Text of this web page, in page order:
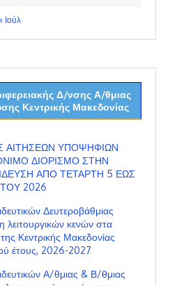
Ιούλ
Δ/νσης Α/θμιας
Κεντρικής Μακεδονίας
ΥΠΟΨΗΦΙΩΝ
ΔΙΟΡΙΣΜΟ ΣΤΗΝ
ΑΠΟ ΤΕΤΑΡΤΗ 5 ΕΩΣ
2026
Δευτεροβάθμιας
κενών στα
Κεντρικής Μακεδονίας
έτους, 2026-2027
Α/θμιας & Β/θμιας